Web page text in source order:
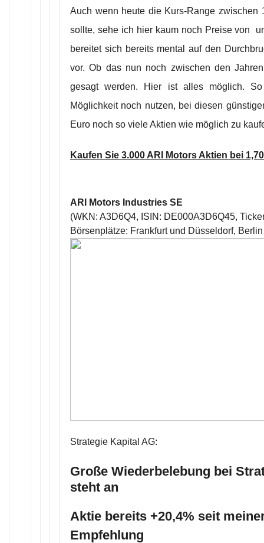
Auch wenn heute die Kurs-Range zwischen
sollte, sehe ich hier kaum noch Preise von
bereitet sich bereits mental auf den
vor. Ob das nun noch zwischen den
gesagt werden. Hier ist alles möglich.
Möglichkeit noch nutzen, bei diesen
Euro noch so viele Aktien wie möglich zu
Kaufen Sie 3.000 ARI Motors Aktien bei
ARI Motors Industries SE
(WKN: A3D6Q4, ISIN: DE000A3D6Q45,
Börsenplätze: Frankfurt und Düsseldorf, Berlin
Strategie Kapital AG:
Große Wiederbelebung bei
steht an
Aktie bereits +20,4% seit
Empfehlung